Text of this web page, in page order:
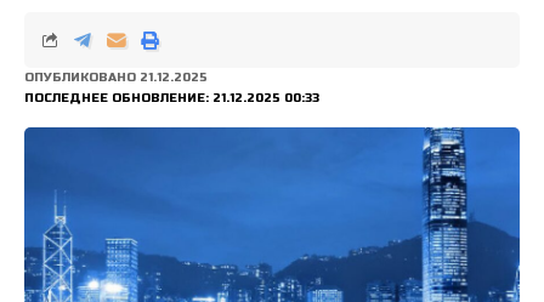
ПОСЛЕДНЕЕ ОБНОВЛЕНИЕ: 21.12.2025 00:33
ОПУБЛИКОВАНО 21.12.2025